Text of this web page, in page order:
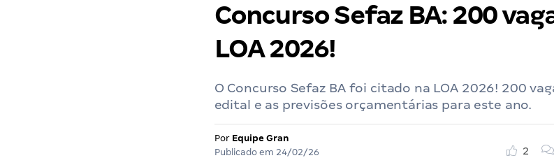
Concurso Sefaz BA: 200
LOA 2026!
O Concurso Sefaz BA foi citado na LOA 2026! 200
edital e as previsões orçamentárias para este ano.
Por Equipe Gran
Publicado em 24/02/26
2